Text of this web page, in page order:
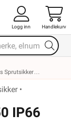
Logg inn Handlekurv
Sprutsikker
•
IP66